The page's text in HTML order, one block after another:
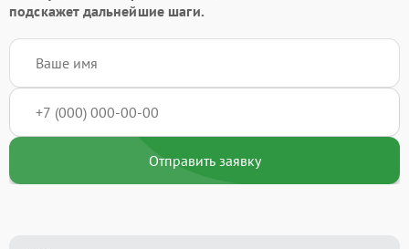
подскажет дальнейшие шаги.
Отправить заявку